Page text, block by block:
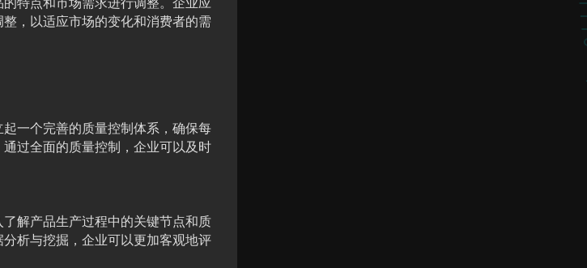
，以适应市场的变化和消费者的需
一个完善的质量控制体系，确保每
过全面的质量控制，企业可以及时
解产品生产过程中的关键节点和质
析与挖掘，企业可以更加客观地评